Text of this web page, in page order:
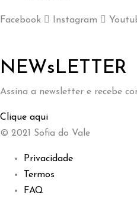
Facebook Instagram
NEWsLETTER
Assina a newsletter e recebe
Clique aqui
© 2021 Sofia do Vale
Privacidade
Termos
FAQ